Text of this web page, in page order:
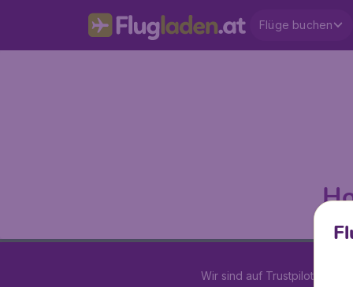
Flüge buchen
Wir sind auf Trustpilot mit